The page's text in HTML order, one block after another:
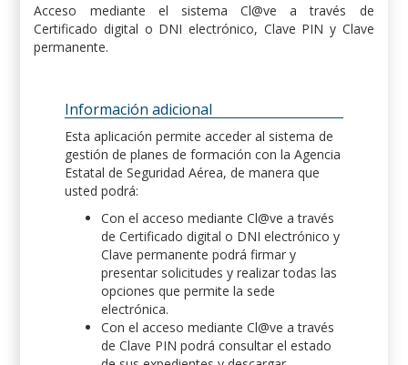
Acceso mediante el sistema Cl@ve a través de
Certificado digital o DNI electrónico, Clave PIN y Clave
permanente.
Información adicional
Esta aplicación permite acceder al sistema de
gestión de planes de formación con la Agencia
Estatal de Seguridad Aérea, de manera que
usted podrá:
Con el acceso mediante Cl@ve a través
de Certificado digital o DNI electrónico y
Clave permanente podrá firmar y
presentar solicitudes y realizar todas las
opciones que permite la sede
electrónica.
Con el acceso mediante Cl@ve a través
de Clave PIN podrá consultar el estado